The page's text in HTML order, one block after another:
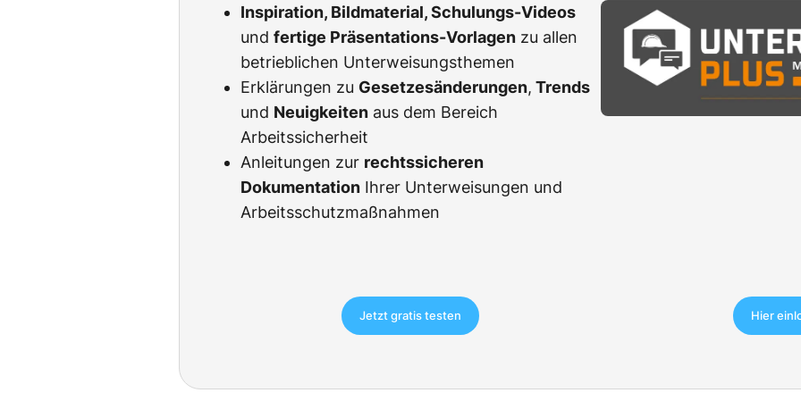
Inspiration, Bildmaterial, Schulungs-Videos
und fertige Präsentations-Vorlagen zu allen
betrieblichen Unterweisungsthemen
Erklärungen zu Gesetzesänderungen, Trends
und Neuigkeiten aus dem Bereich
Arbeitssicherheit
Anleitungen zur rechtssicheren
Dokumentation Ihrer Unterweisungen und
Arbeitsschutzmaßnahmen
Jetzt gratis testen Hier